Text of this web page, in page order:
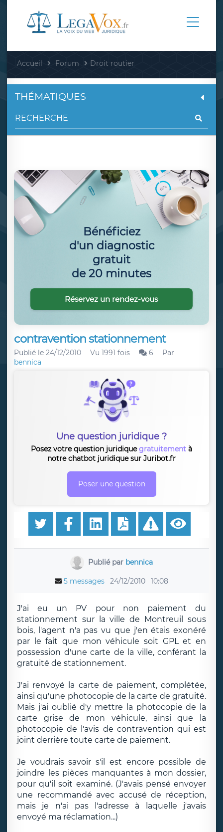
Accueil Forum Droit routier
contravention stationnement
Publié le 24/12/2010 Vu 1991 fois 6
Par
bennica
Une question juridique ?
Posez votre question juridiquegratuitement à
notre chatbot juridique sur Juribot.fr
Poser une question
Publié par bennica
5 messages 24/12/2010 10:08
J'ai eu un PV pour non paiement du
stationnement sur la ville de Montreuil sous
bois, l'agent n'a pas vu que j'en étais exonéré
par le fait que mon véhicule soit GPL et en
possession d'une carte de la ville, conférant la
gratuité de stationnement.
J'ai renvoyé la carte de paiement, complétée,
ainsi qu'une photocopie de la carte de gratuité.
Mais j'ai oublié d'y mettre la photocopie de la
carte grise de mon véhicule, ainsi que la
photocopie de l'avis de contravention qui est
joint derrière toute carte de paiement.
Je voudrais savoir s'il est encore possible de
joindre les pièces manquantes à mon dossier,
pour qu'il soit examiné. (J'avais pensé envoyer
une recommandé avec accusé de réception,
mais je n'ai pas l'adresse à laquelle j'avais
envoyé ma réclamation...)
THÉMATIQUES
Bénéficiez
d'un diagnostic
gratuit
de 20 minutes
Réservez un rendez-vous